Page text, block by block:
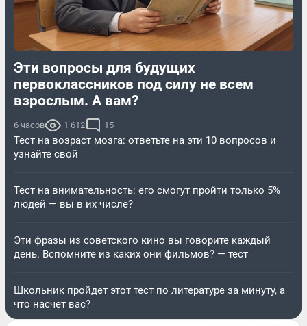
Эти вопросы для будущих
первоклассников под силу не всем
взрослым. А вам?
6 часов 1 612 15
Тест на возраст мозга: ответьте на эти 10 вопросов и
узнайте свой
Тест на внимательность: его смогут пройти только 5%
людей — вы в их числе?
Эти фразы из советского кино вы говорите каждый
день. Вспомните из каких они фильмов? — тест
Школьник пройдет этот тест по литературе за минуту, а
что насчет вас?